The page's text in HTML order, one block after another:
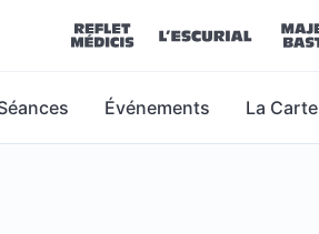
Événements La Carte